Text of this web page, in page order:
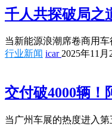
千人共探破局之
当新能源浪潮席卷商用
行业新闻 icar2025年11月
交付破4000辆
当广州车展的热度进入